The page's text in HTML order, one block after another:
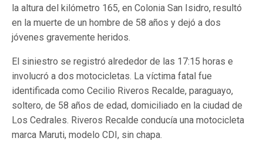
la altura del kilómetro 165, en Colonia San Isidro, resultó
en la muerte de un hombre de 58 años y dejó a dos
jóvenes gravemente heridos.
El siniestro se registró alrededor de las 17:15 horas e
involucró a dos motocicletas. La víctima fatal fue
identificada como Cecilio Riveros Recalde, paraguayo,
soltero, de 58 años de edad, domiciliado en la ciudad de
Los Cedrales. Riveros Recalde conducía una motocicleta
marca Maruti, modelo CDI, sin chapa.